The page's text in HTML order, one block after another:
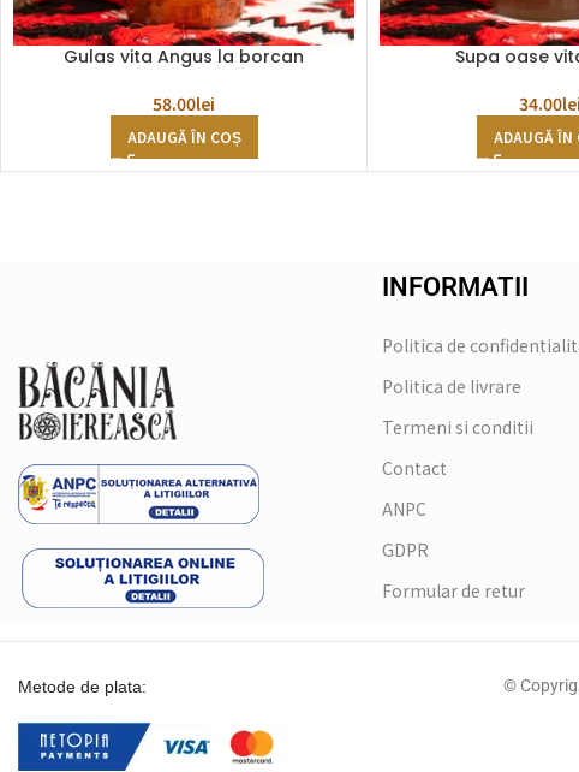
Gulas vita Angus la borcan
58.00lei
ADAUGĂ ÎN COȘ
Supa oase
34.00lei
ADAUGĂ ÎN
INFORMATII
Politica de
Politica de livrare
Termeni si conditii
Contact
ANPC
GDPR
Formular de retur
Metode de plata: ©